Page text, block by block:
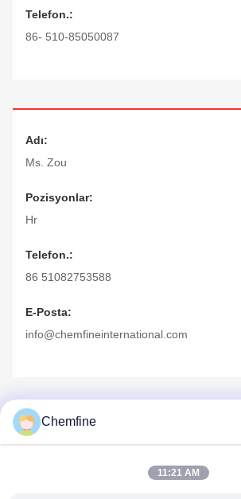
Telefon.:
86- 510-85050087
Adı:
Ms. Zou
Pozisyonlar:
Hr
Telefon.:
86 51082753588
E-Posta:
info@chemfineinternational.com
Chemfine
11:21 AM